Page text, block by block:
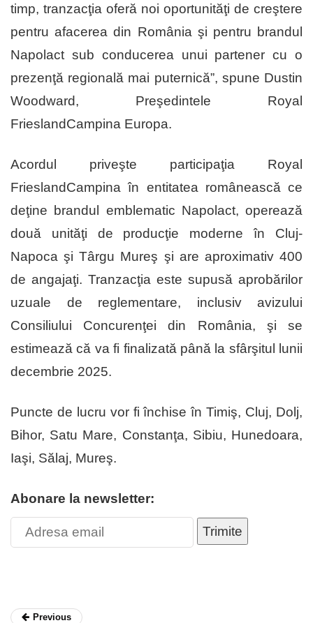
timp, tranzacţia oferă noi oportunităţi de creştere
pentru afacerea din România şi pentru brandul
Napolact sub conducerea unui partener cu o
prezenţă regională mai puternică”, spune Dustin
Woodward, Preşedintele Royal
FrieslandCampina Europa.
Acordul priveşte participaţia Royal
FrieslandCampina în entitatea românească ce
deţine brandul emblematic Napolact, operează
două unităţi de producţie moderne în Cluj-
Napoca şi Târgu Mureş şi are aproximativ 400
de angajaţi. Tranzacţia este supusă aprobărilor
uzuale de reglementare, inclusiv avizului
Consiliului Concurenţei din România, şi se
estimează că va fi finalizată până la sfârşitul lunii
decembrie 2025.
Puncte de lucru vor fi închise în Timiş, Cluj, Dolj,
Bihor, Satu Mare, Constanţa, Sibiu, Hunedoara,
Iaşi, Sălaj, Mureş.
Abonare la newsletter:
Trimite
Previous